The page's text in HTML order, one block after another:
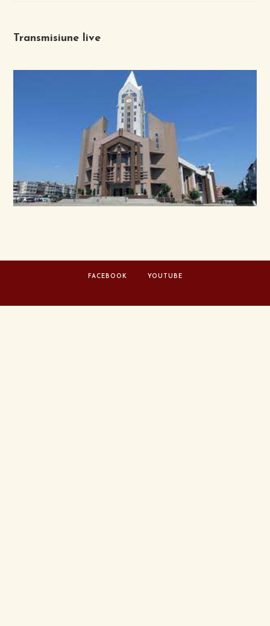
Transmisiune live
FACEBOOK YOUTUBE